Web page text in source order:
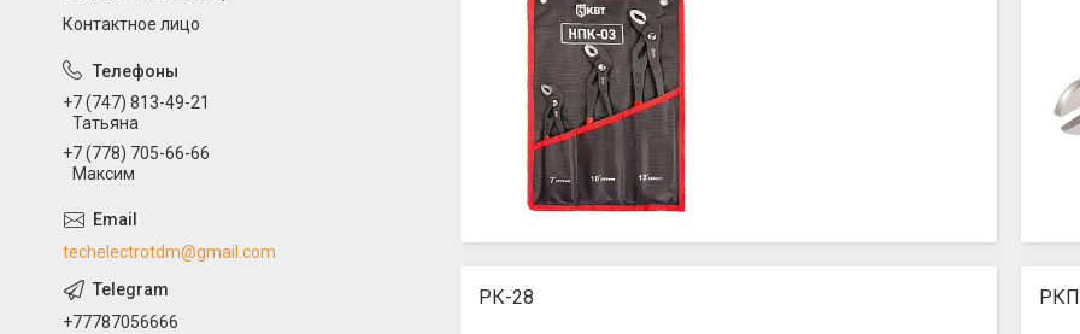
РК-28
Контактное лицо
+7 (747) 813-49-21
Татьяна
+7 (778) 705-66-66
Максим
techelectrotdm@gmail.com
+77787056666